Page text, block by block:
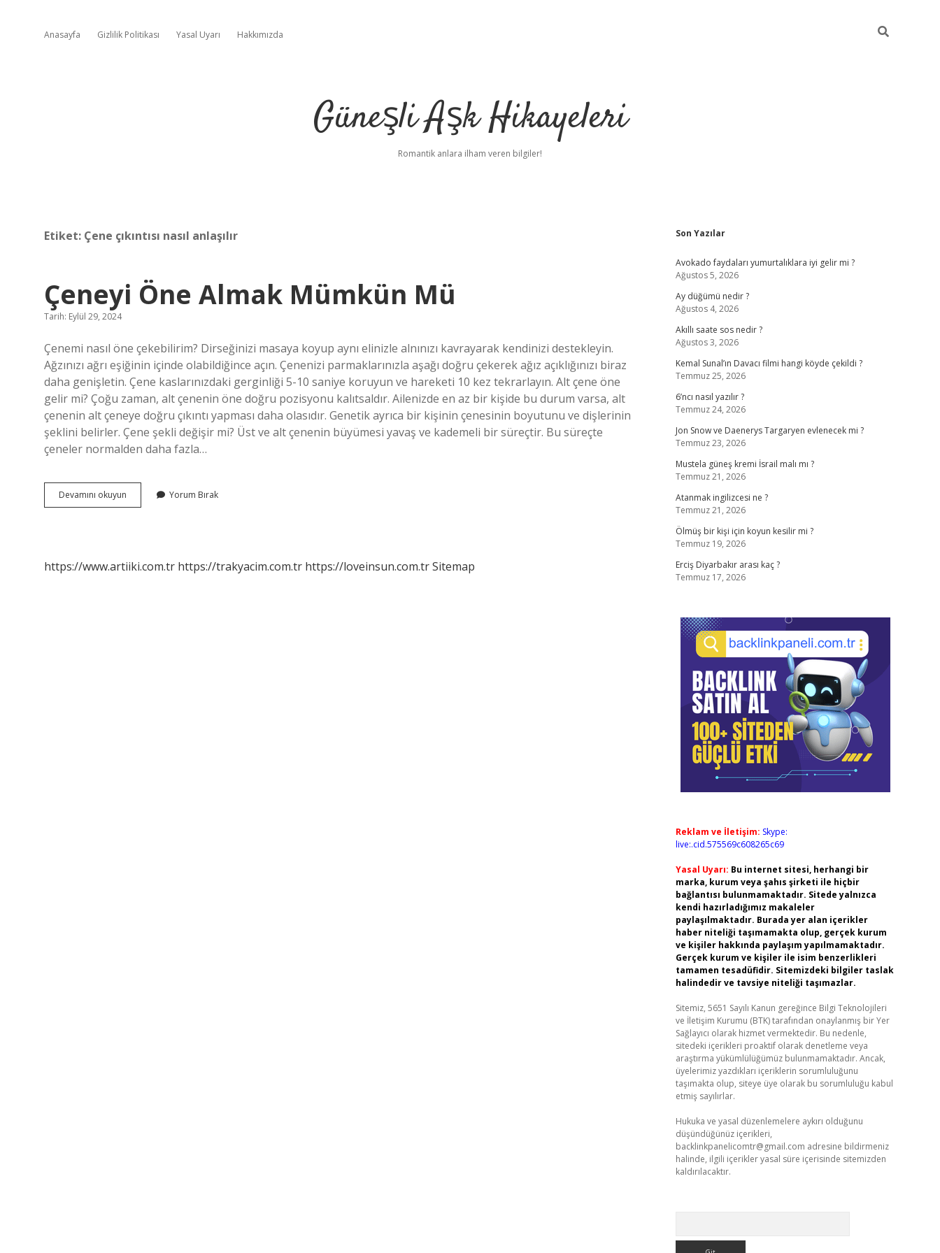
Anasayfa Gizlilik Politikası Yasal Uyarı Hakkımızda
Güneşli Aşk Hikayeleri
Romantik anlara ilham veren bilgiler!
Etiket: Çene çıkıntısı nasıl anlaşılır
Çeneyi Öne Almak Mümkün Mü
Tarih: Eylül 29, 2024
Çenemi nasıl öne çekebilirim? Dirseğinizi masaya koyup aynı elinizle alnınızı kavrayarak kendinizi destekleyin.
Ağzınızı ağrı eşiğinin içinde olabildiğince açın. Çenenizi parmaklarınızla aşağı doğru çekerek ağız açıklığınızı biraz
daha genişletin. Çene kaslarınızdaki gerginliği 5-10 saniye koruyun ve hareketi 10 kez tekrarlayın. Alt çene öne
gelir mi? Çoğu zaman, alt çenenin öne doğru pozisyonu kalıtsaldır. Ailenizde en az bir kişide bu durum varsa, alt
çenenin alt çeneye doğru çıkıntı yapması daha olasıdır. Genetik ayrıca bir kişinin çenesinin boyutunu ve dişlerinin
şeklini belirler. Çene şekli değişir mi? Üst ve alt çenenin büyümesi yavaş ve kademeli bir süreçtir. Bu süreçte
çeneler normalden daha fazla…
Devamını okuyun
Öne
Yorum Bırak
https://www.artiiki.com.tr https://trakyacim.com.tr https://loveinsun.com.trSitemap
Sidebar
Son Yazılar
Avokado faydaları yumurtalıklara iyi gelir mi ?
Ağustos 5, 2026
Ay düğümü nedir ?
Ağustos 4, 2026
Akıllı saate sos nedir ?
Ağustos 3, 2026
Kemal Sunal’ın Davacı filmi hangi köyde çekildi ?
Temmuz 25, 2026
6’ncı nasıl yazılır ?
Temmuz 24, 2026
Jon Snow ve Daenerys Targaryen evlenecek mi ?
Temmuz 23, 2026
Mustela güneş kremi İsrail malı mı ?
Temmuz 21, 2026
Atanmak ingilizcesi ne ?
Temmuz 21, 2026
Ölmüş bir kişi için koyun kesilir mi ?
Temmuz 19, 2026
Erciş Diyarbakır arası kaç ?
Temmuz 17, 2026
Reklam ve İletişim: Skype:
live:.cid.575569c608265c69
Yasal Uyarı: Bu internet sitesi, herhangi bir
marka, kurum veya şahıs şirketi ile hiçbir
bağlantısı bulunmamaktadır. Sitede yalnızca
kendi hazırladığımız makaleler
paylaşılmaktadır. Burada yer alan içerikler
haber niteliği taşımamakta olup, gerçek kurum
ve kişiler hakkında paylaşım yapılmamaktadır.
Gerçek kurum ve kişiler ile isim benzerlikleri
tamamen tesadüfidir. Sitemizdeki bilgiler taslak
halindedir ve tavsiye niteliği taşımazlar.
Sitemiz, 5651 Sayılı Kanun gereğince Bilgi Teknolojileri
ve İletişim Kurumu (BTK) tarafından onaylanmış bir Yer
Sağlayıcı olarak hizmet vermektedir. Bu nedenle,
sitedeki içerikleri proaktif olarak denetleme veya
araştırma yükümlülüğümüz bulunmamaktadır. Ancak,
üyelerimiz yazdıkları içeriklerin sorumluluğunu
taşımakta olup, siteye üye olarak bu sorumluluğu kabul
etmiş sayılırlar.
Hukuka ve yasal düzenlemelere aykırı olduğunu
düşündüğünüz içerikleri,
backlinkpanelicomtr@gmail.com adresine bildirmeniz
halinde, ilgili içerikler yasal süre içerisinde sitemizden
kaldırılacaktır.
betci